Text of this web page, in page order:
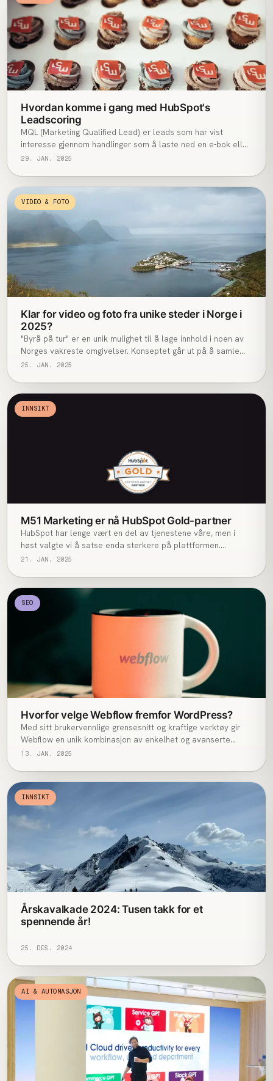
Hvordan komme i gang med HubSpot's
Leadscoring
MQL (Marketing Qualified Lead) er leads som har vist
interesse gjennom handlinger som å laste ned en e-bok eller
melde seg på et webinar. Disse er varme nok til å pleies
tydelige tegn på nysgjerrighet eller engasjement rundt
tilbudet ditt. De er ikke nødvendigvis klare for å bli solgt til
ennå, men de trenger fortsatt jevnlig oppfølging eller mer
innhold.
29. JAN. 2025
VIDEO & FOTO
Klar for video og foto fra unike steder i Norge i
2025?
"Byrå på tur" er en unik mulighet til å lage innhold i noen av
Norges vakreste omgivelser. Konseptet går ut på å samle
flere merkevarer på en felles reise for å produsere
siden 2020!
25. JAN. 2025
INNSIKT
M51 Marketing er nå HubSpot Gold-partner
HubSpot har lenge vært en del av tjenestene våre, men i
høst valgte vi å satse enda sterkere på plattformen.
Grunnen er enkel: Norske SMB-bedrifter etterspør verktøy
21. JAN. 2025
SEO
Hvorfor velge Webflow fremfor WordPress?
Med sitt brukervennlige grensesnitt og kraftige verktøy gir
Webflow en unik kombinasjon av enkelhet og avanserte
muligheter, noe som gjør det til et ideelt valg for designere,
redigering av metatagger, tilpassede URL-strukturer og
automatisert generering av XML-sitemaps.
13. JAN. 2025
INNSIKT
Årskavalkade 2024: Tusen takk for et
spennende år!
25. DES. 2024
AI & AUTOMASJON